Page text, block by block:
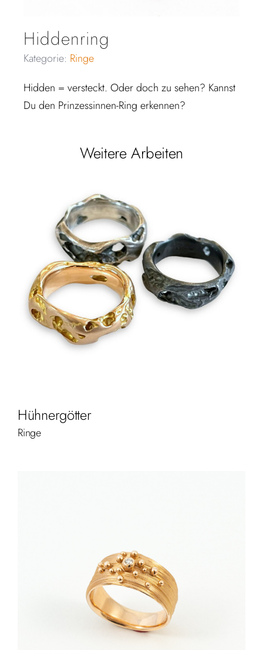
Hiddenring
Kategorie: Ringe
Hidden = versteckt. Oder doch zu sehen? Kannst
Du den Prinzessinnen-Ring erkennen?
Weitere Arbeiten
Hühnergötter
Ringe